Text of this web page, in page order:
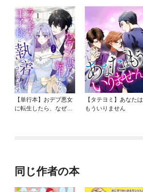
【単行本】おデブ悪女
に転生したら、なぜか
【タテヨミ】あなたは
もういりません
同じ作者の本